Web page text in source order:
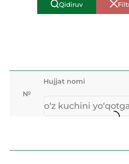
Qidiruv
№
Hujjat nomi